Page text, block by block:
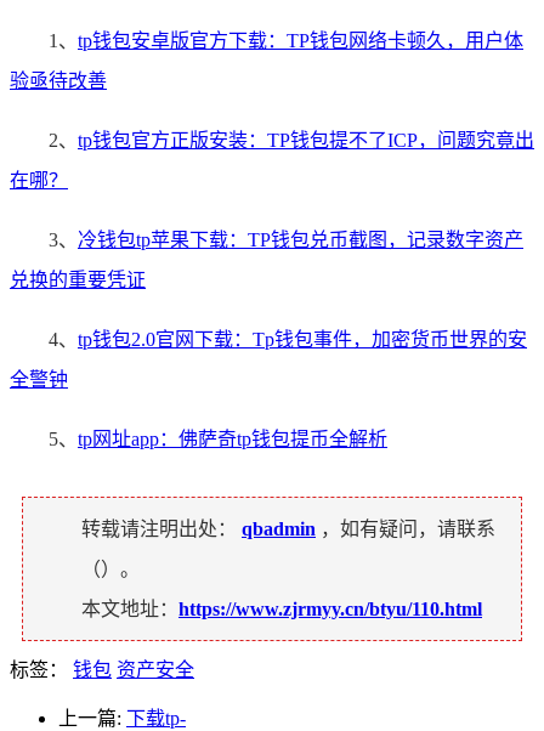
1、 tp钱包安卓版官方下载：TP钱包网络卡顿久，用户体
验亟待改善
2、 tp钱包官方正版安装：TP钱包提不了ICP，问题究竟出
在哪？
3、 冷钱包tp苹果下载：TP钱包兑币截图，记录数字资产
兑换的重要凭证
4、 tp钱包2.0官网下载：Tp钱包事件，加密货币世界的安
全警钟
5、 tp网址app：佛萨奇tp钱包提币全解析
转载请注明出处： qbadmin ，如有疑问，请联系
（）。
本文地址： https://www.zjrmyy.cn/btyu/110.html
标签： 钱包 资产安全
上一篇: 下载tp-